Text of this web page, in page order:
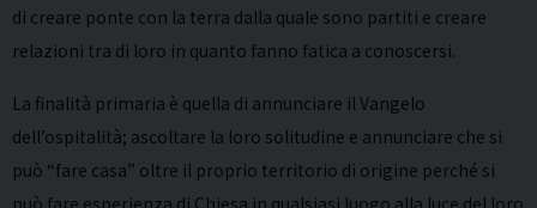
di creare ponte con la terra dalla quale sono partiti e creare
relazioni tra di loro in quanto fanno fatica a conoscersi.
La finalità primaria è quella di annunciare il Vangelo
dell’ospitalità; ascoltare la loro solitudine e annunciare che si
può “fare casa” oltre il proprio territorio di origine perché si